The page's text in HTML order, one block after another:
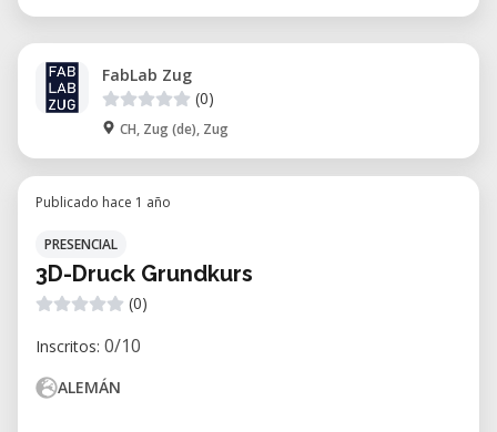
FabLab Zug
(0)
CH, Zug (de), Zug
Publicado hace 1 año
PRESENCIAL
3D-Druck Grundkurs
(0)
Inscritos: 0/10
ALEMÁN